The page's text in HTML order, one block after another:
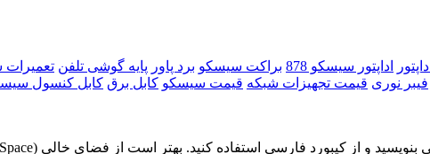
اداپتور اداپتور سیسکو 878 براکت سیسکو برد پاور پایه گوشی تلفن
فیبر نوری قیمت تجهیزات شبکه قیمت سیسکو کابل برق کابل کنسول